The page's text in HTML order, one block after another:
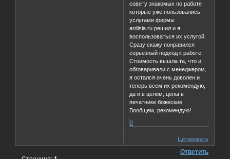
совету знакомых по работе
которые уже пользовались
услугами фирмы
ardisia.ru решил и я
воспользоваться их услугой.
Сразу скажу понравился
серьезный подход к работе.
Стоимость вышла та, что и
обговаривали с менеджером,
я остался очень доволен и
теперь всем их рекомендую,
да и в целом, цены в
печатнике божеские.
Вообщем, рекомендую!
0
Цитировать
Ответить